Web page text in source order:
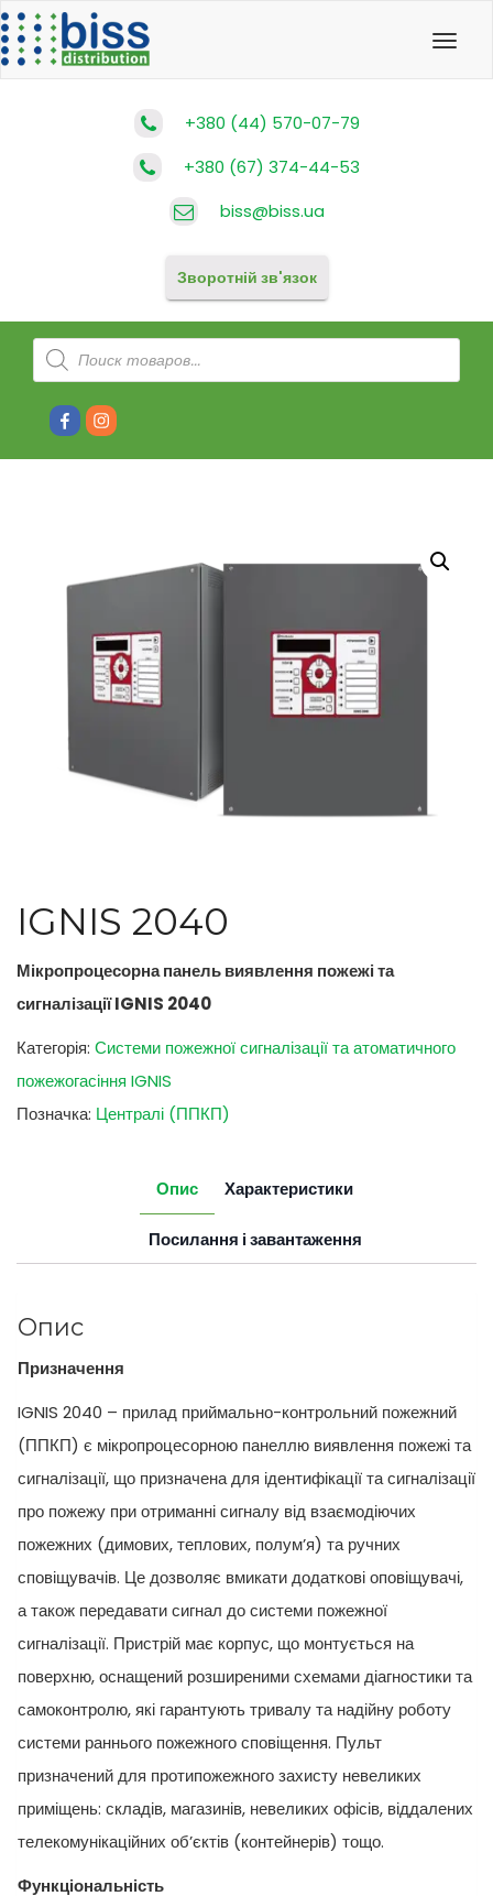
+380 (44) 570-07-79
+380 (67) 374-44-53
biss@biss.ua
Зворотній зв'язок
Products
search
FacebookInstagram
IGNIS 2040
Мікропроцесорна панель виявлення пожежі та
сигналізації IGNIS 2040
Категорія: Системи пожежної сигналізації та атоматичного
пожежогасіння IGNIS
Позначка: Централі (ППКП)
Опис Характеристики
Посилання і завантаження
Опис
Призначення
IGNIS 2040 – прилад приймально-контрольний пожежний
(ППКП) є мікропроцесорною панеллю виявлення пожежі та
сигналізації, що призначена для ідентифікації та сигналізації
про пожежу при отриманні сигналу від взаємодіючих
пожежних (димових, теплових, полум’я) та ручних
сповіщувачів. Це дозволяє вмикати додаткові оповіщувачі,
а також передавати сигнал до системи пожежної
сигналізації. Пристрій має корпус, що монтується на
поверхню, оснащений розширеними схемами діагностики та
самоконтролю, які гарантують тривалу та надійну роботу
системи раннього пожежного сповіщення. Пульт
призначений для протипожежного захисту невеликих
приміщень: складів, магазинів, невеликих офісів, віддалених
телекомунікаційних об’єктів (контейнерів) тощо.
Функціональність